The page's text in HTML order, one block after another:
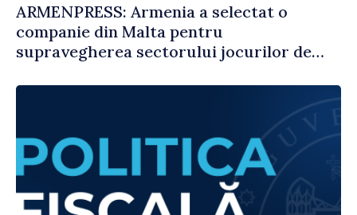
ARMENPRESS: Armenia a selectat o
companie din Malta pentru
supravegherea sectorului jocurilor de